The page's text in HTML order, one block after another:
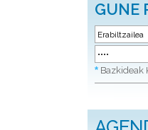
GUNE
* Bazkideak